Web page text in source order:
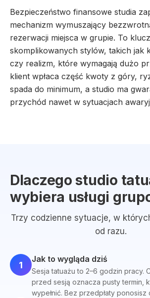
Bezpieczeństwo finansowe studia
mechanizm wymuszający
rezerwacji miejsca w grupie. To
skomplikowanych stylów, takich jak
czy realizm, które wymagają dużo
klient wpłaca część kwoty z góry,
spada do minimum, a studio ma
przychód nawet w sytuacjach
Dlaczego studio
wybiera usługi
Trzy codzienne sytuacje, w
od razu.
1
Jak to wygląda dziś
Sesja tatuażu to 2–6 godzin pracy.
przed sesją oznacza pusty termin,
wypełnić. Bez przedpłaty ponosisz